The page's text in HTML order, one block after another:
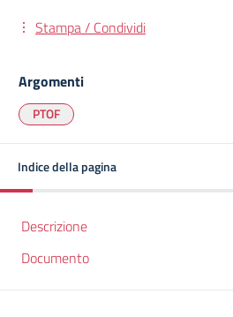
Stampa / Condividi
Argomenti
PTOF
Indice della pagina
Descrizione
Documento